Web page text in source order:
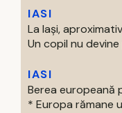
IASI
La Iași,
Un copil nu
IASI
Berea europeană
* Europa rămane